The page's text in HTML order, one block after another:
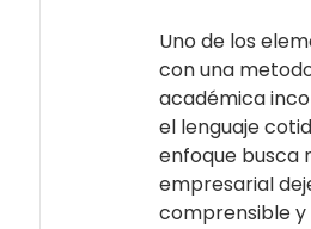
Uno de los
con una
académica
el lenguaje
enfoque busca
empresarial
comprensible